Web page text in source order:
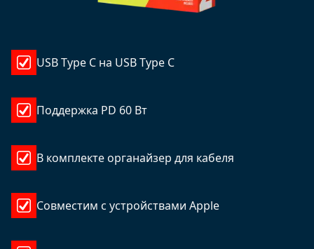
USB Type C на USB Type C
Поддержка PD 60 Вт
В комплекте органайзер для кабеля
Совместим с устройствами Apple